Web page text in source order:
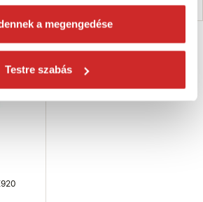
a megengedése
Testre szabás